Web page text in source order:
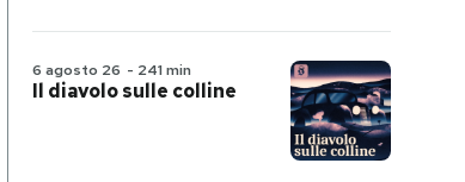
6 agosto 26 - 241 min
Il diavolo sulle colline